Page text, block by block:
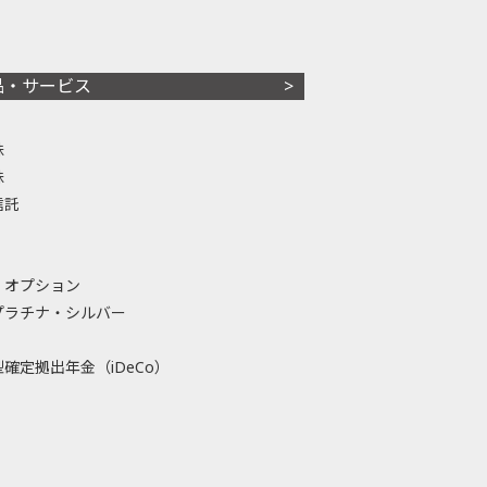
・サービス
託
プション
ラチナ・シルバー
定拠出年金（iDeCo）